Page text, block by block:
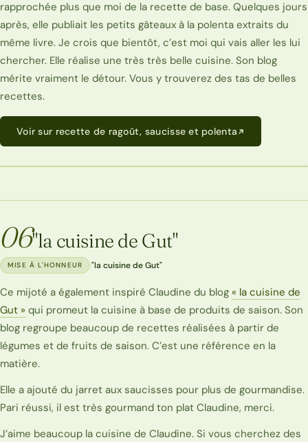
rapprochée plus que moi de la recette de base. Quelques jours
après, elle publiait les petits gâteaux à la polenta extraits du
même livre. Je crois que bientôt, c’est moi qui vais aller les lui
chercher. Elle réalise une très très belle cuisine. Son blog
mérite vraiment le détour. Vous y trouverez des tas de belles
recettes.
Voir sur recette de ragoût, saucisse et polenta
06"la cuisine de Gut"
MISE À L'HONNEUR ·"la cuisine de Gut"
Ce mijoté a également inspiré Claudine du blog « la cuisine de
Gut » qui promeut la cuisine à base de produits de saison. Son
blog regroupe beaucoup de recettes réalisées à partir de
légumes et de fruits de saison. C’est une référence en la
matière.
Elle a ajouté du jarret aux saucisses pour plus de gourmandise.
Pari réussi, il est très gourmand ton plat Claudine, merci.
J’aime beaucoup la cuisine de Claudine. Si vous cherchez des